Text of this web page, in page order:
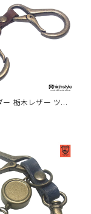
ー 栃木レザー ツイ
ンティークカラー
キーホルダー hig